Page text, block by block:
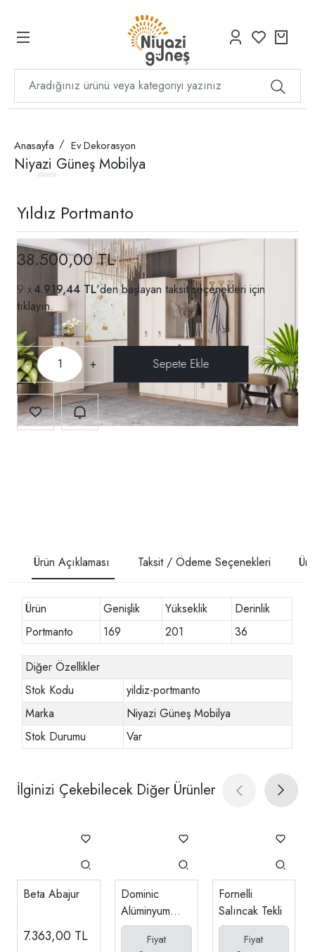
Anasayfa Ev Dekorasyon
Niyazi Güneş Mobilya
Yıldız Portmanto
38.500,00 TL
4.919,44 TL'den başlayan taksit seçenekleri için
tıklayın.
- +
Ürün Açıklaması Taksit / Ödeme Seçenekleri
Ürün Genişlik Yükseklik
Derinlik
Portmanto
169 201 36
Diğer Özellikler
Stok Kodu
yildiz-portmanto
Marka
Niyazi Güneş Mobilya
Stok Durumu
Var
İlginizi Çekebilecek Diğer Ürünler
Beta Abajur
7.363,00 TL
Dominic
Alüminyum
Oturma Seti
(2-1-1 Sehpa)
Fiyat
Fornelli
Salıncak Tekli
Fiyat